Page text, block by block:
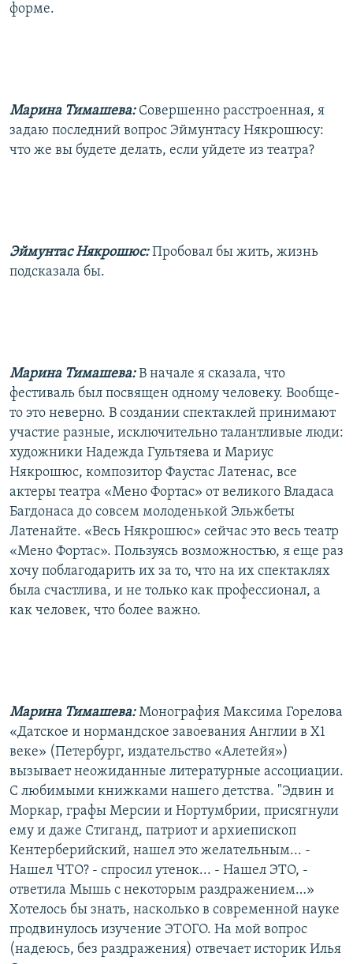
форме.
Марина Тимашева: Совершенно расстроенная, я
задаю последний вопрос Эймунтасу Някрошюсу:
что же вы будете делать, если уйдете из театра?
Эймунтас Някрошюс:Пробовал бы жить, жизнь
подсказала бы.
Марина Тимашева:В начале я сказала, что
фестиваль был посвящен одному человеку. Вообще-
то это неверно. В создании спектаклей принимают
участие разные, исключительно талантливые люди:
художники Надежда Гультяева и Мариус
Някрошюс, композитор Фаустас Латенас, все
актеры театра «Мено Фортас» от великого Владаса
Багдонаса до совсем молоденькой Эльжбеты
Латенайте. «Весь Някрошюс» сейчас это весь театр
«Мено Фортас». Пользуясь возможностью, я еще раз
хочу поблагодарить их за то, что на их спектаклях
была счастлива, и не только как профессионал, а
как человек, что более важно.
Марина Тимашева: Монография Максима Горелова
«Датское и нормандское завоевания Англии в Х1
веке» (Петербург, издательство «Алетейя»)
вызывает неожиданные литературные ассоциации.
С любимыми книжками нашего детства. "Эдвин и
Моркар, графы Мерсии и Нортумбрии, присягнули
ему и даже Стиганд, патриот и архиепископ
Кентерберийский, нашел это желательным... -
Нашел ЧТО? - спросил утенок... - Нашел ЭТО, -
ответила Мышь с некоторым раздражением…»
Хотелось бы знать, насколько в современной науке
продвинулось изучение ЭТОГО. На мой вопрос
(надеюсь, без раздражения) отвечает историк Илья